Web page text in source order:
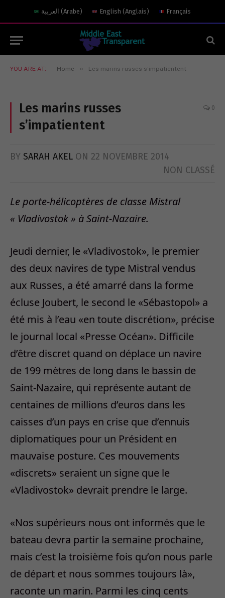
العربية (Arabe) English (Anglais) Français
YOU ARE AT: Home » Les marins russes s’impatientent
Les marins russes
s’impatientent
0
BY SARAH AKEL ON 22 NOVEMBRE 2014
NON CLASSÉ
Le porte-hélicoptères de classe Mistral
« Vladivostok » à Saint-Nazaire.
Jeudi dernier, le «Vladivostok», le premier
des deux navires de type Mistral vendus
aux Russes, a été amarré dans la forme
écluse Joubert, le second le «Sébastopol» a
été mis à l’eau «en toute discrétion», précise
le journal local «Presse Océan». Difficile
d’être discret quand on déplace un navire
de 199 mètres de long dans le bassin de
Saint-Nazaire, qui représente autant de
centaines de millions d’euros dans les
caisses d’un pays en crise que d’ennuis
diplomatiques pour un Président en
mauvaise posture. Ces mouvements
«discrets» seraient un signe que le
«Vladivostok» devrait prendre le large.
«Nos supérieurs nous ont informés que le
bateau devra partir la semaine prochaine,
mais c’est la troisième fois qu’on nous parle
de départ et nous sommes toujours là»,
raconte un marin. Parmi les cinq cents